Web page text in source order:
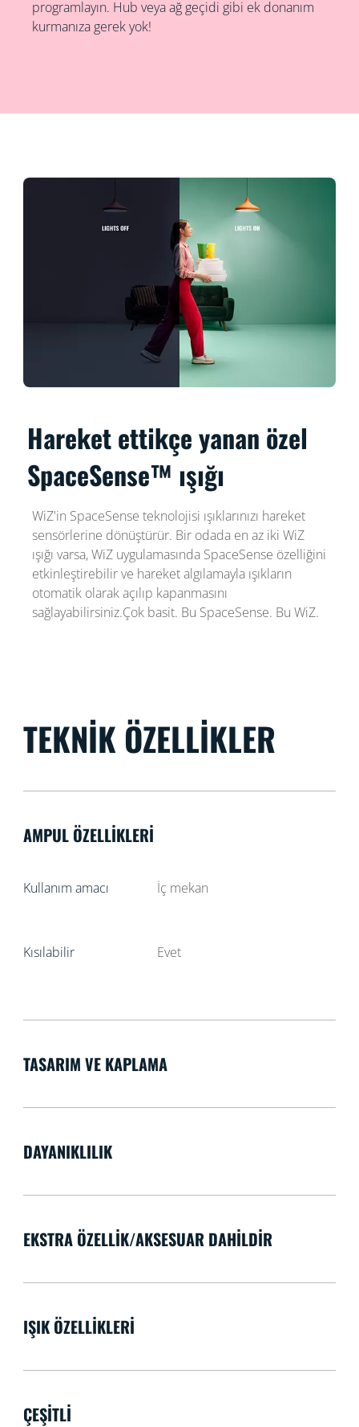
programlayın. Hub veya ağ geçidi gibi ek donanım
kurmanıza gerek yok!
Hareket ettikçe yanan özel
SpaceSense™ ışığı
WiZ'in SpaceSense teknolojisi ışıklarınızı hareket
sensörlerine dönüştürür. Bir odada en az iki WiZ
ışığı varsa, WiZ uygulamasında SpaceSense özelliğini
etkinleştirebilir ve hareket algılamayla ışıkların
otomatik olarak açılıp kapanmasını
sağlayabilirsiniz.Çok basit. Bu SpaceSense. Bu WiZ.
TEKNIK ÖZELLIKLER
AMPUL ÖZELLIKLERI
Kullanım amacı İç mekan
Kısılabilir Evet
TASARIM VE KAPLAMA
DAYANIKLILIK
EKSTRA ÖZELLIK/AKSESUAR DAHILDIR
IŞIK ÖZELLIKLERI
ÇEŞITLI